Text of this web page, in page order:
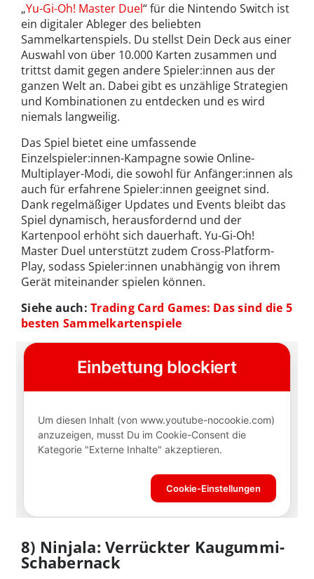
„Yu-Gi-Oh! Master Duel“ für die Nintendo Switch ist
ein digitaler Ableger des beliebten
Sammelkartenspiels. Du stellst Dein Deck aus einer
Auswahl von über 10.000 Karten zusammen und
trittst damit gegen andere Spieler:innen aus der
ganzen Welt an. Dabei gibt es unzählige Strategien
und Kombinationen zu entdecken und es wird
niemals langweilig.
Das Spiel bietet eine umfassende
Einzelspieler:innen-Kampagne sowie Online-
Multiplayer-Modi, die sowohl für Anfänger:innen als
auch für erfahrene Spieler:innen geeignet sind.
Dank regelmäßiger Updates und Events bleibt das
Spiel dynamisch, herausfordernd und der
Kartenpool erhöht sich dauerhaft. Yu-Gi-Oh!
Master Duel unterstützt zudem Cross-Platform-
Play, sodass Spieler:innen unabhängig von ihrem
Gerät miteinander spielen können.
Siehe auch:Trading Card Games: Das sind die 5
besten Sammelkartenspiele
8) Ninjala: Verrückter Kaugummi-
Schabernack